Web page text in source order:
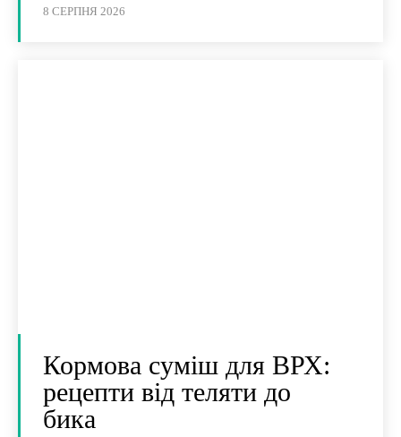
8 СЕРПНЯ 2026
Кормова суміш для ВРХ:
рецепти від теляти до
бика